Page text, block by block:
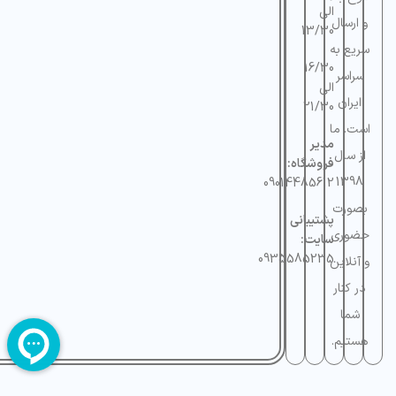
و ارسال
سریع به
سراسر
ایران
است. ما
از سال
1398
بصورت
حضوری
و آنلاین
در کنار
شما
هستیم.
الی
13/30
16/30
الی
21/30
مدیر
فروشگاه:
09014485612
پشتیبانی
سایت:
0935585235